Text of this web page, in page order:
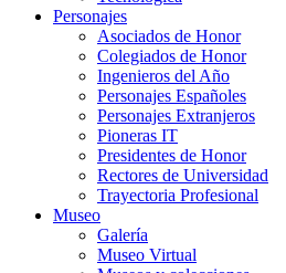
Personajes
Asociados de Honor
Colegiados de Honor
Ingenieros del Año
Personajes Españoles
Personajes Extranjeros
Pioneras IT
Presidentes de Honor
Rectores de Universidad
Trayectoria Profesional
Museo
Galería
Museo Virtual